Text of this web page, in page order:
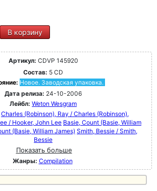
В корзину
Артикул: CDVP 145920
Состав: 5 CD
Новое. Заводская упаковка.
Дата релиза: 24-10-2006
Лейбл: Weton Wesgram
Charles (Robinson), Ray / Charles (Robinson),
/ Hooker, John Lee Basie, Count (Basie, William
(Basie, William James) Smith, Bessie / Smith,
Bessie
Показать больше
Жанры: Compilation